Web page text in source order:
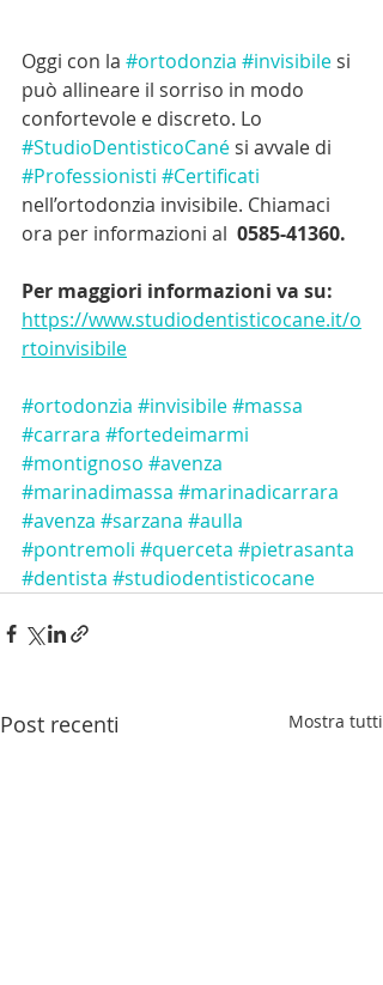
Oggi con la #ortodonzia #invisibile si
può allineare il sorriso in modo
confortevole e discreto. Lo
#StudioDentisticoCané si avvale di
#Professionisti #Certificati
nell’ortodonzia invisibile. Chiamaci
ora per informazioni al 0585-41360.
Per maggiori informazioni va su:
https://www.studiodentisticocane.it/o
rtoinvisibile
#ortodonzia #invisibile#massa
#carrara #fortedeimarmi
#montignoso #avenza
#marinadimassa #marinadicarrara
#avenza #sarzana #aulla
#pontremoli #querceta #pietrasanta
#dentista #studiodentisticocane
Post recenti Mostra tutti